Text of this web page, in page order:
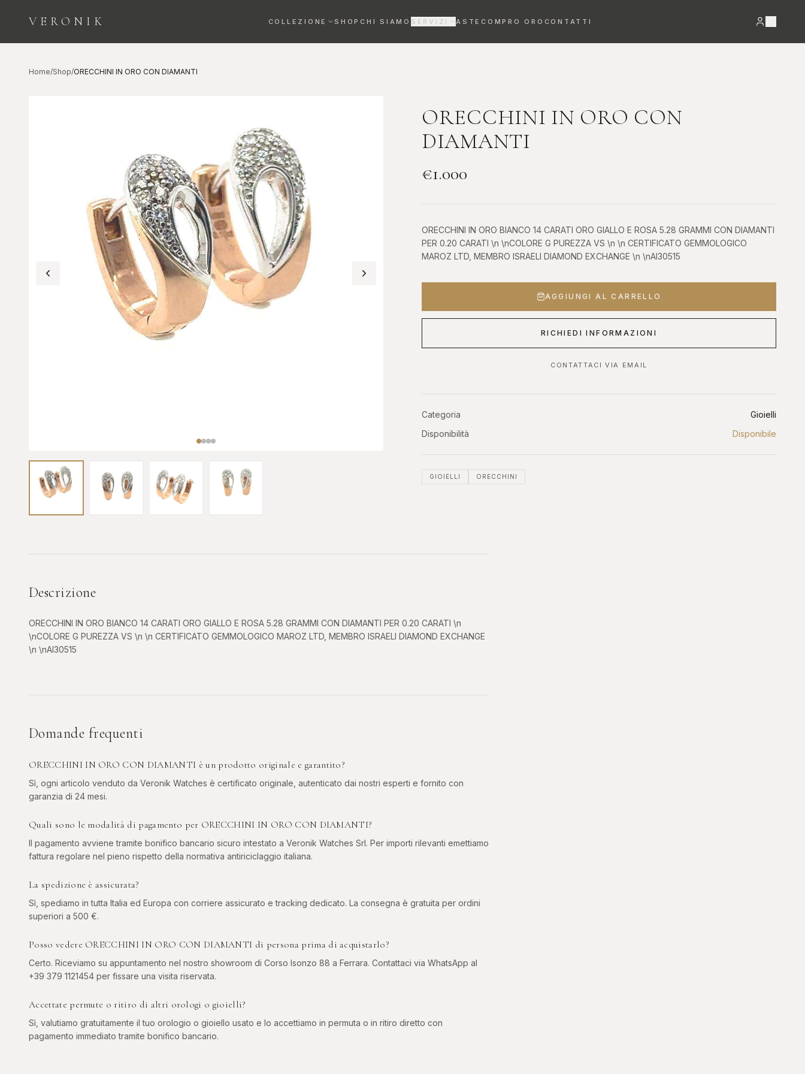
VERONIK COLLEZIONE SHOP CHI SIAMO SERVIZI
Maestri orologiai certificati
DIAMANTI DA INVESTIMENTO
ASTE COMPRO ORO CONTATTI
COLLEZIONE
SEGNATEMPO
Diamanti
INVESTIMENTO E
BELLEZZA
Anelli
ELEGANZA SENZA
TEMPO
Bracciali Orecchini
INVESTIMENTO & ASTE
DIAMANTI DA
INVESTIMENTO
Pietre certificate GIA / IGI
ROLEX DA
INVESTIMENTO
Home/Shop/ORECCHINI IN ORO CON DIAMANTI
ORECCHINI IN ORO CON
DIAMANTI
€1.000
ORECCHINI IN ORO BIANCO 14 CARATI ORO GIALLO E ROSA 5.28 GRAMMI CON DIAMANTI
PER 0.20 CARATI \n \nCOLORE G PUREZZA VS \n \n CERTIFICATO GEMMOLOGICO
MAROZ LTD, MEMBRO ISRAELI DIAMOND EXCHANGE \n \nAI30515
AGGIUNGI AL CARRELLO
RICHIEDI INFORMAZIONI
CONTATTACI VIA EMAIL
Categoria
Gioielli
Disponibilità
Disponibile
GIOIELLI ORECCHINI
Descrizione
ORECCHINI IN ORO BIANCO 14 CARATI ORO GIALLO E ROSA 5.28 GRAMMI CON DIAMANTI PER 0.20 CARATI \n
\nCOLORE G PUREZZA VS \n \n CERTIFICATO GEMMOLOGICO MAROZ LTD, MEMBRO ISRAELI DIAMOND EXCHANGE
\n \nAI30515
Domande frequenti
ORECCHINI IN ORO CON DIAMANTI è un prodotto originale e garantito?
Sì, ogni articolo venduto da Veronik Watches è certificato originale, autenticato dai nostri esperti e fornito con
garanzia di 24 mesi.
Quali sono le modalità di pagamento per ORECCHINI IN ORO CON DIAMANTI?
Il pagamento avviene tramite bonifico bancario sicuro intestato a Veronik Watches Srl. Per importi rilevanti emettiamo
fattura regolare nel pieno rispetto della normativa antiriciclaggio italiana.
La spedizione è assicurata?
Sì, spediamo in tutta Italia ed Europa con corriere assicurato e tracking dedicato. La consegna è gratuita per ordini
superiori a 500 €.
Posso vedere ORECCHINI IN ORO CON DIAMANTI di persona prima di acquistarlo?
Certo. Riceviamo su appuntamento nel nostro showroom di Corso Isonzo 88 a Ferrara. Contattaci via WhatsApp al
+39 379 1121454 per fissare una visita riservata.
Accettate permute o ritiro di altri orologi o gioielli?
Sì, valutiamo gratuitamente il tuo orologio o gioiello usato e lo accettiamo in permuta o in ritiro diretto con
pagamento immediato tramite bonifico bancario.